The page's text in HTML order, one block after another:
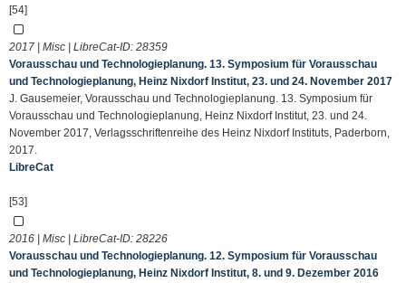
[54]
2017 | Misc | LibreCat-ID: 28359
Vorausschau und Technologieplanung. 13. Symposium für Vorausschau
und Technologieplanung, Heinz Nixdorf Institut, 23. und 24. November 2017
J. Gausemeier, Vorausschau und Technologieplanung. 13. Symposium für
Vorausschau und Technologieplanung, Heinz Nixdorf Institut, 23. und 24.
November 2017, Verlagsschriftenreihe des Heinz Nixdorf Instituts, Paderborn,
2017.
LibreCat
[53]
2016 | Misc | LibreCat-ID: 28226
Vorausschau und Technologieplanung. 12. Symposium für Vorausschau
und Technologieplanung, Heinz Nixdorf Institut, 8. und 9. Dezember 2016